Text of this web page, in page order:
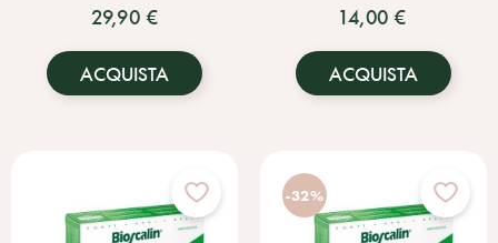
29,90 €
ACQUISTA
14,00 €
ACQUISTA
-32%